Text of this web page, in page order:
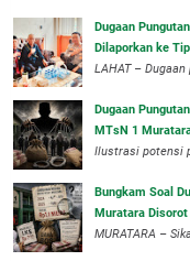
Dugaan
Dilaporkan ke
LAHAT –
Dugaan
MTsN 1
Ilustrasi potensi
Bungkam Soal
Muratara Disorot
‎MURATARA –